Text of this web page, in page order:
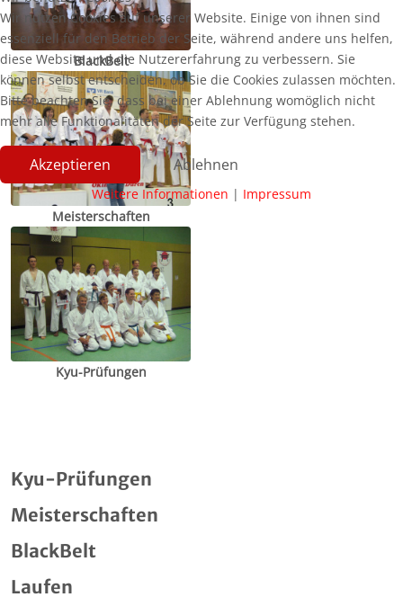
BlackBelt
Meisterschaften
Kyu-Prüfungen
Kyu-Prüfungen
Meisterschaften
BlackBelt
Laufen
Wir nutzen Cookies auf unserer Website. Einige von ihnen sind
essenziell für den Betrieb der Seite, während andere uns helfen,
diese Website und die Nutzererfahrung zu verbessern. Sie
können selbst entscheiden, ob Sie die Cookies zulassen möchten.
Bitte beachten Sie, dass bei einer Ablehnung womöglich nicht
mehr alle Funktionalitäten der Seite zur Verfügung stehen.
Akzeptieren Ablehnen
Weitere Informationen | Impressum